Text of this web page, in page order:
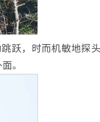
跃，时而机敏地探
。